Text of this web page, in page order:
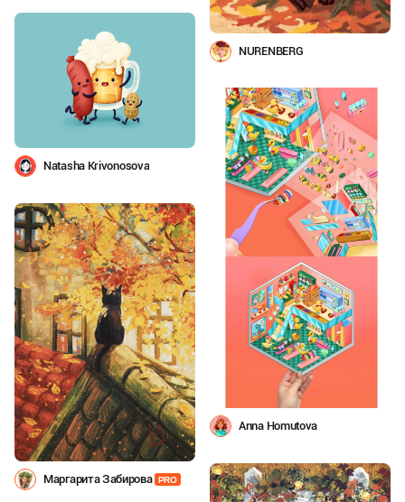
NURENBERG
Natasha Krivonosova
Anna Homutova
Маргарита Забирова PRO